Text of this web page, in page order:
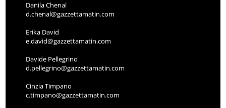
Danila Chenal
d.chenal@gazzettamatin.com
Erika David
e.david@gazzettamatin.com
Davide Pellegrino
d.pellegrino@gazzettamatin.com
Cinzia Timpano
c.timpano@gazzettamatin.com